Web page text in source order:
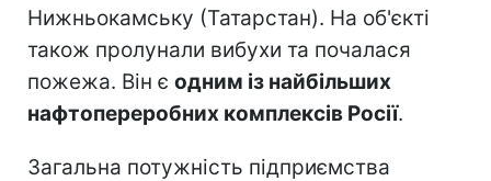
Нижньокамську (Татарстан). На об'єкті
також пролунали вибухи та почалася
пожежа. Він є одним із найбільших
нафтопереробних комплексів Росії.
Загальна потужність підприємства